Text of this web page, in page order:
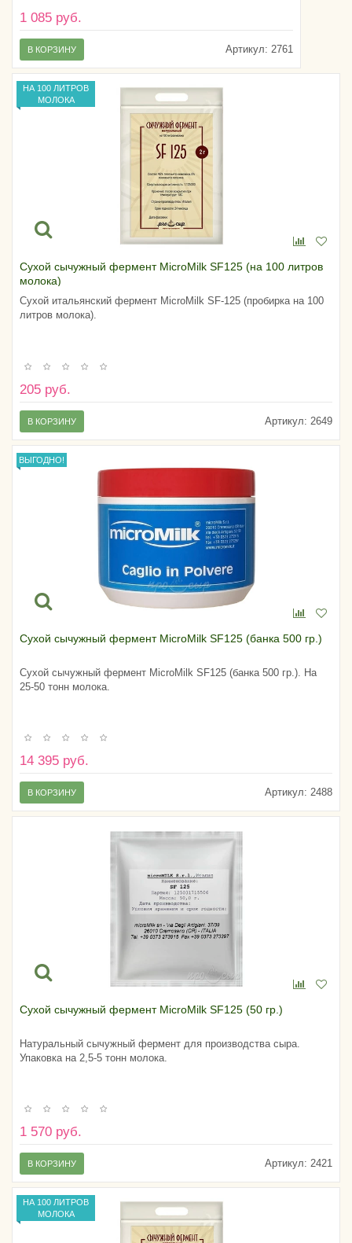
1 085 руб.
Артикул: 2761
В КОРЗИНУ
НА 100 ЛИТРОВ
МОЛОКА
Сухой сычужный фермент MicroMilk SF125 (на 100 литров
молока)
Сухой итальянский фермент MicroMilk SF-125 (пробирка на 100
литров молока).
205 руб.
Артикул: 2649
В КОРЗИНУ
ВЫГОДНО!
Сухой сычужный фермент MicroMilk SF125 (банка 500 гр.)
Сухой сычужный фермент MicroMilk SF125 (банка 500 гр.). На
25-50 тонн молока.
14 395 руб.
Артикул: 2488
В КОРЗИНУ
Сухой сычужный фермент MicroMilk SF125 (50 гр.)
Натуральный сычужный фермент для производства сыра.
Упаковка на 2,5-5 тонн молока.
1 570 руб.
Артикул: 2421
В КОРЗИНУ
НА 100 ЛИТРОВ
МОЛОКА